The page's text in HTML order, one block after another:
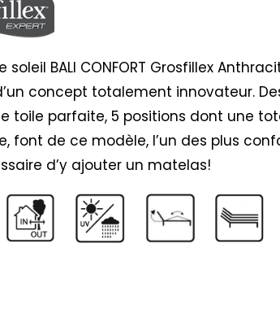
soleil BALI CONFORT Grosfillex
concept totalement innovateur.
toile parfaite, 5 positions dont une
font de ce modèle, l’un des plus
d’y ajouter un matelas!